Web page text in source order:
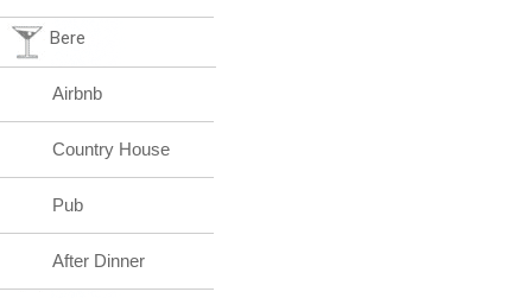
Bere
Airbnb
Country House
Pub
After Dinner